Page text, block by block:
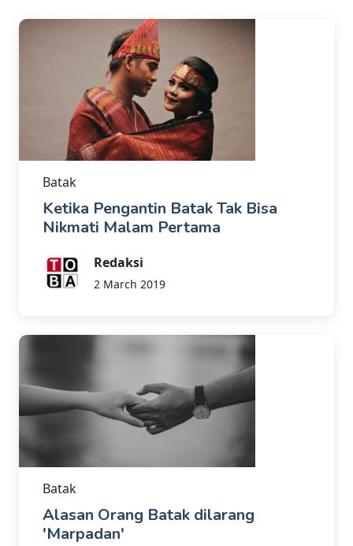
Batak
Ketika Pengantin Batak Tak Bisa
Nikmati Malam Pertama
Redaksi
2 March 2019
Batak
Alasan Orang Batak dilarang
'Marpadan'